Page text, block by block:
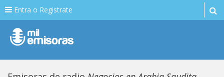
Entra o Registrate